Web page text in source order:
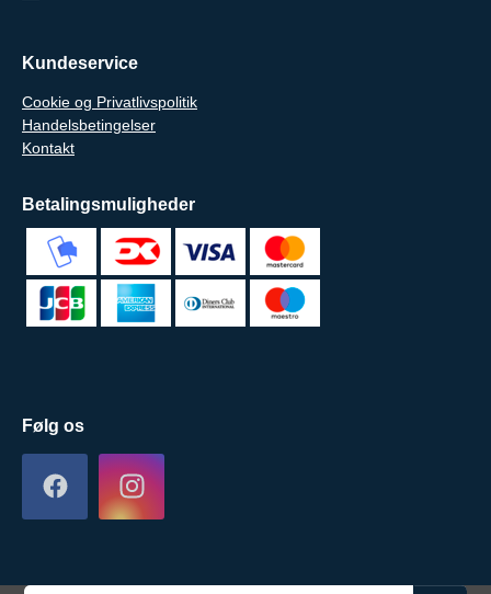
Kundeservice
Cookie og Privatlivspolitik
Handelsbetingelser
Kontakt
Betalingsmuligheder
Følg os